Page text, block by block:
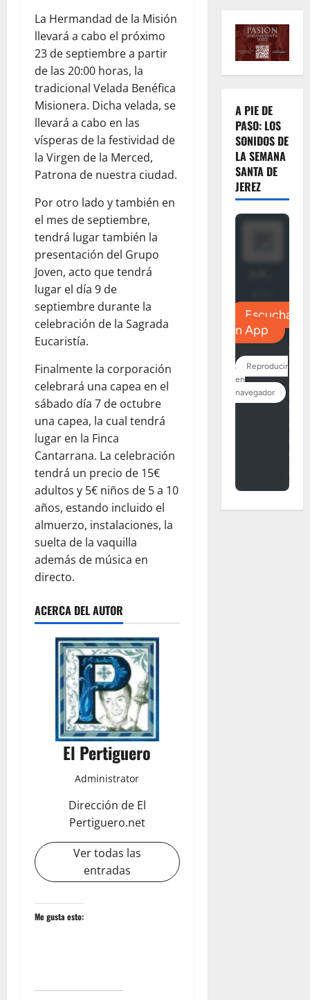
La Hermandad de la Misión
llevará a cabo el próximo
23 de septiembre a partir
de las 20:00 horas, la
tradicional Velada Benéfica
Misionera. Dicha velada, se
llevará a cabo en las
vísperas de la festividad de
la Virgen de la Merced,
Patrona de nuestra ciudad.
Por otro lado y también en
el mes de septiembre,
tendrá lugar también la
presentación del Grupo
Joven, acto que tendrá
lugar el día 9 de
septiembre durante la
celebración de la Sagrada
Eucaristía.
Finalmente la corporación
celebrará una capea en el
sábado día 7 de octubre
una capea, la cual tendrá
lugar en la Finca
Cantarrana. La celebración
tendrá un precio de 15€
adultos y 5€ niños de 5 a 10
años, estando incluido el
almuerzo, instalaciones, la
suelta de la vaquilla
además de música en
directo.
ACERCA DEL AUTOR
El Pertiguero
Administrator
Dirección de El
Pertiguero.net
Ver todas las
entradas
Me gusta esto:
A PIE DE
PASO: LOS
SONIDOS DE
LA SEMANA
SANTA DE
JEREZ